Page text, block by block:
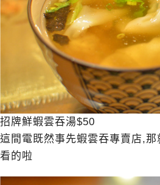
招牌鮮蝦雲吞湯$50
這間電既然事先蝦雲吞專賣店,
看的啦